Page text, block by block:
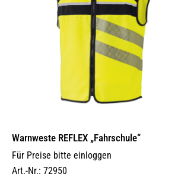
Warnweste REFLEX „Fahrschule“
Für Preise bitte einloggen
Art.-Nr.: 72950